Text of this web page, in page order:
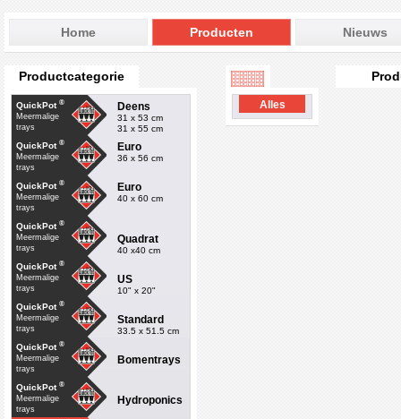
Home Producten Nieuws
Productcategorie
QuickPot ®
Meermalige
trays
Deens
31 x 53 cm
31 x 55 cm
QuickPot ®
Meermalige
trays
Euro
36 x 56 cm
QuickPot ®
Meermalige
trays
Euro
40 x 60 cm
QuickPot ®
Meermalige
trays
Quadrat
40 x40 cm
QuickPot ®
Meermalige
trays
US
10" x 20"
QuickPot ®
Meermalige
trays
Standard
33.5 x 51.5 cm
QuickPot ®
Meermalige
trays
Bomentrays
QuickPot ®
Meermalige
trays
Hydroponics
Alles